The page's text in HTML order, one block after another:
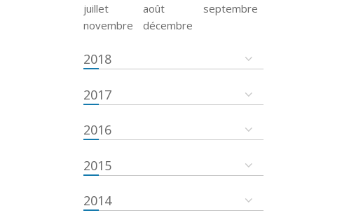
juillet
août
septembre
novembre
décembre
2018
2017
2016
2015
2014